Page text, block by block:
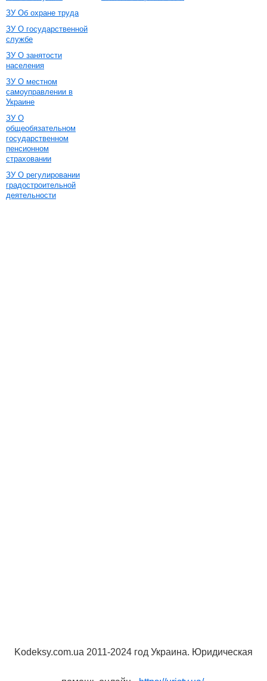
ЗУ Об охране труда
ЗУ О государственной
службе
ЗУ О занятости
населения
ЗУ О местном
самоуправлении в
Украине
ЗУ О
общеобязательном
государственном
пенсионном
страховании
ЗУ О регулировании
градостроительной
деятельности
Kodeksy.com.ua 2011-2024 год Украина. Юридическая